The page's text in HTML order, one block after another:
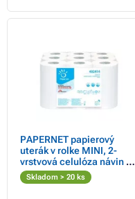
PAPERNET papierový
uterák v rolke MINI, 2-
vrstvová celulóza návin 50
mSkladom > 20 ks